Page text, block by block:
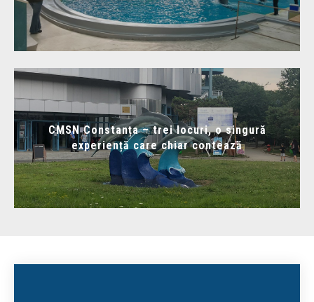
CMSN Constanța – trei locuri, o singură
experiență care chiar contează